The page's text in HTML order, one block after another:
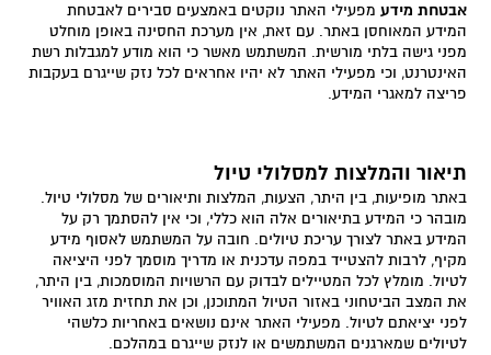
אבטחת מידע מפעילי האתר נוקטים באמצעים סבירים לאבטחת
המידע המאוחסן באתר. עם זאת, אין מערכת החסינה באופן מוחלט
מפני גישה בלתי מורשית. המשתמש מאשר כי הוא מודע למגבלות רשת
האינטרנט, וכי מפעילי האתר לא יהיו אחראים לכל נזק שייגרם בעקבות
פריצה למאגרי המידע.
תיאור והמלצות למסלולי טיול
באתר מופיעות, בין היתר, הצעות, המלצות ותיאורים של מסלולי טיול.
מובהר כי המידע בתיאורים אלה הוא כללי, וכי אין להסתמך רק על
המידע באתר לצורך עריכת טיולים. חובה על המשתמש לאסוף מידע
מקיף, לרבות להצטייד במפה עדכנית או מדריך מוסמך לפני היציאה
לטיול. מומלץ לכל המטיילים לבדוק עם הרשויות המוסמכות, בין היתר,
את המצב הביטחוני באזור הטיול המתוכנן, וכן את תחזית מזג האוויר
לפני יציאתם לטיול. מפעילי האתר אינם נושאים באחריות כלשהי
לטיולים שמארגנים המשתמשים או לנזק שייגרם במהלכם.